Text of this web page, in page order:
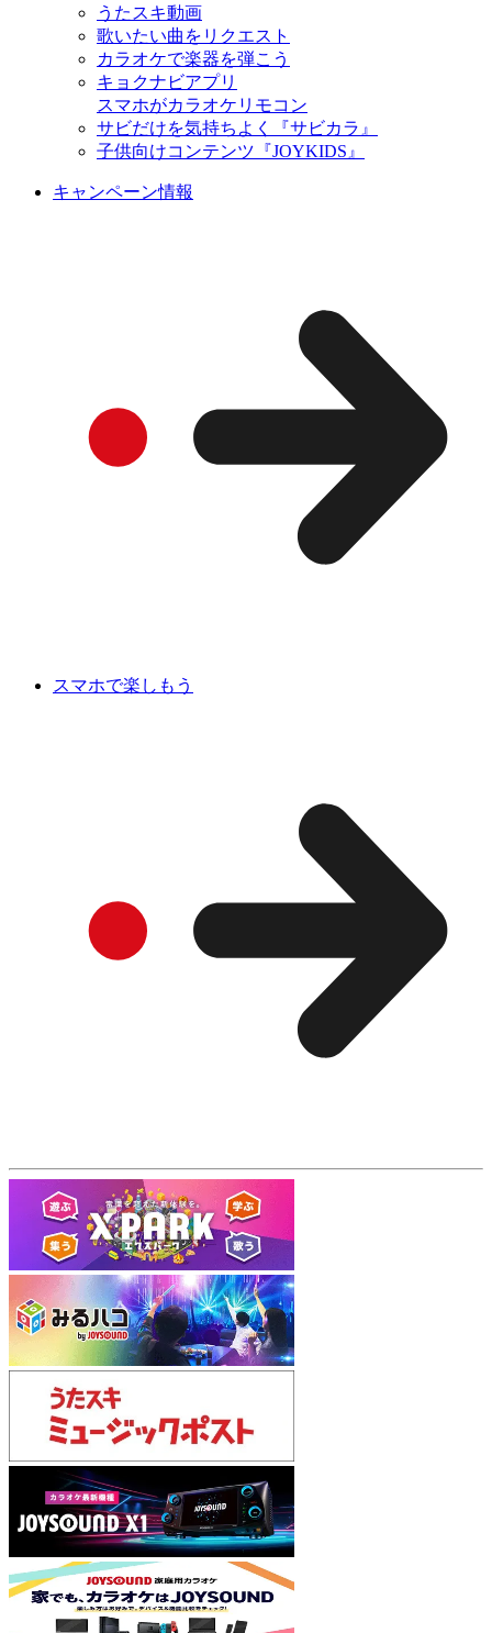
うたスキ動画
歌いたい曲をリクエスト
カラオケで楽器を弾こう
キョクナビアプリ
スマホがカラオケリモコン
サビだけを気持ちよく『サビカラ』
子供向けコンテンツ『JOYKIDS』
キャンペーン情報
スマホで楽しもう